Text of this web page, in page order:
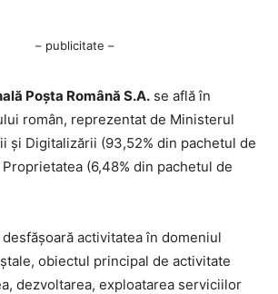
– publicitate –
Poşta Română S.A. se află în
român, reprezentat de Ministerul
şi Digitalizării (93,52% din pachetul de
(6,48% din pachetul de
desfăşoară activitatea în domeniul
obiectul principal de activitate
dezvoltarea, exploatarea serviciilor